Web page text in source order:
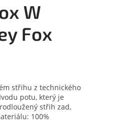
W
Fox
střihu z technického
potu, který je
střih zad,
100%